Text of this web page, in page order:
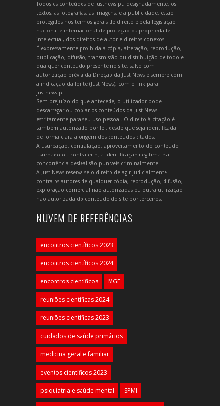
Todos os conteúdos de justnews.pt, designadamente, os
textos, as fotografias, as imagens, e a publicidade, estão
protegidos nos termos gerais de direito e pela legislação
nacional e internacional de proteção da propriedade
intelectual, dos direitos de autor e direitos conexos.
É expressamente proibida a cópia, alteração, reprodução,
publicação, difusão, transmissão ou distribuição de todo e
qualquer conteúdo presente no site, salvo com
autorização prévia da Direção da Just News e sempre com
a indicação da fonte (Just News), com o link para
justnews.pt.
Sem prejuízo do que antecede, o utilizador pode
descarregar ou copiar os conteúdos da Just News
estritamente para seu uso pessoal. O direito à citação é
também autorizado por lei, desde que seja identificada
de forma clara a origem dos conteúdos citados.
A usurpação, contrafação, aproveitamento do conteúdo
usurpado ou contrafeito, a identificação ilegítima e a
concorrência desleal são puníveis criminalmente.
A Just News reserva-se o direito de agir judicialmente
contra os autores de qualquer cópia, reprodução, difusão,
exploração comercial não autorizadas ou outra utilização
não autorizada do conteúdo do site por terceiros.
NUVEM DE REFERÊNCIAS
encontros científicos 2023
encontros científicos 2024
encontros científicos MGF
reuniões científicas 2024
reuniões científicas 2023
cuidados de saúde primários
medicina geral e familiar
eventos científicos 2023
psiquiatria e saúde mental SPMI